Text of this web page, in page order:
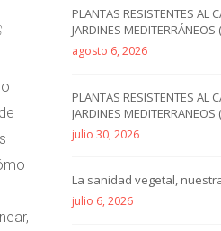
PLANTAS RESISTENTES AL
JARDINES MEDITERRÁNEOS
agosto 6, 2026
PLANTAS RESISTENTES AL
JARDINES MEDITERRANEOS
julio 30, 2026
La sanidad vegetal,
julio 6, 2026